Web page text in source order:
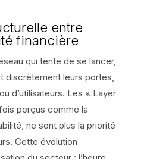
entre
financière
qui tente de se lancer,
discrètement leurs portes,
d’utilisateurs. Les « Layer
perçus comme la
ne sont plus la priorité
Cette évolution